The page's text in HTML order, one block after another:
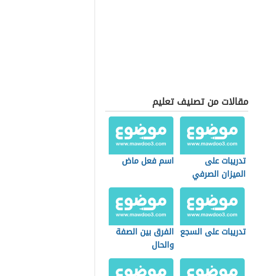
مقالات من تصنيف تعليم
تدريبات على
الميزان الصرفي
اسم فعل ماض
تدريبات على السجع الفرق بين الصفة
والحال